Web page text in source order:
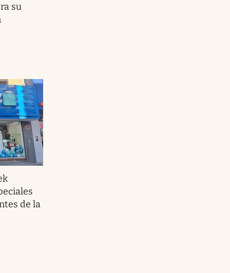
su
de la